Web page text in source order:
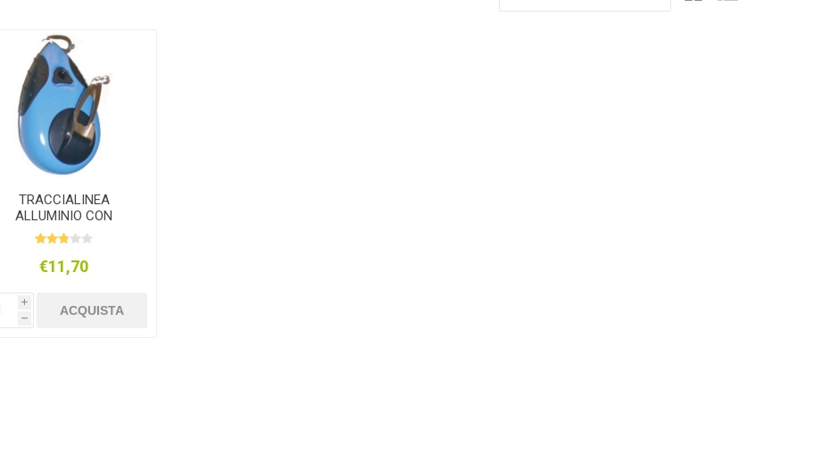
TRACCIALINEA
ALLUMINIO CON
POLVERE BLU
€11,70
i
h
ACQUISTA